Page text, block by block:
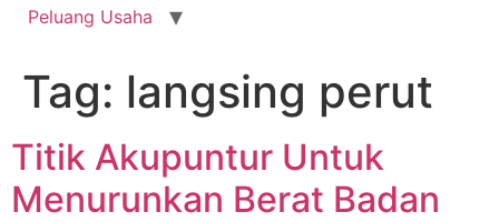
Peluang Usaha
Tag: langsing perut
Titik Akupuntur Untuk
Menurunkan Berat Badan